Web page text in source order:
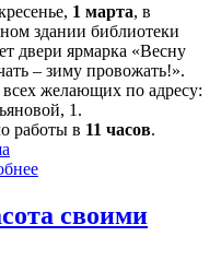
1 марта, в
здании библиотеки
двери ярмарка «Весну
– зиму провожать!».
желающих по адресу:
1.
работы в 11 часов.
своими